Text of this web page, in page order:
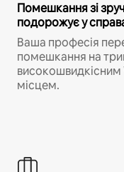
Помешкання зі
подорожує у
Ваша професія
помешкання на
місцем.